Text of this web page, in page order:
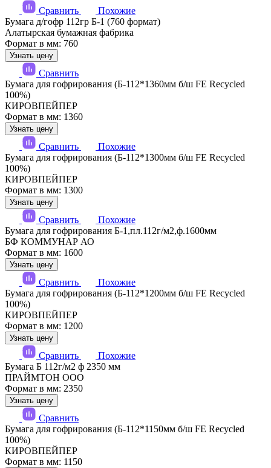
Сравнить
Похожие
Бумага д/гофр 112гр Б-1 (760 формат)
Алатырская бумажная фабрика
Формат в мм: 760
Узнать цену
Сравнить
Бумага для гофрирования (Б-112*1360мм б/ш FE Recycled
100%)
КИРОВПЕЙПЕР
Формат в мм: 1360
Узнать цену
Сравнить
Похожие
Бумага для гофрирования (Б-112*1300мм б/ш FE Recycled
100%)
КИРОВПЕЙПЕР
Формат в мм: 1300
Узнать цену
Сравнить
Похожие
Бумага для гофрирования Б-1,пл.112г/м2,ф.1600мм
БФ КОММУНАР АО
Формат в мм: 1600
Узнать цену
Сравнить
Похожие
Бумага для гофрирования (Б-112*1200мм б/ш FE Recycled
100%)
КИРОВПЕЙПЕР
Формат в мм: 1200
Узнать цену
Сравнить
Похожие
Бумага Б 112г/м2 ф 2350 мм
ПРАЙМТОН ООО
Формат в мм: 2350
Узнать цену
Сравнить
Бумага для гофрирования (Б-112*1150мм б/ш FE Recycled
100%)
КИРОВПЕЙПЕР
Формат в мм: 1150